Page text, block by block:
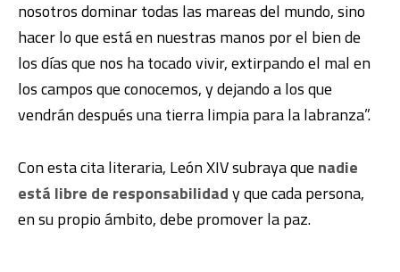
nosotros dominar todas las mareas del mundo, sino
hacer lo que está en nuestras manos por el bien de
los días que nos ha tocado vivir, extirpando el mal en
los campos que conocemos, y dejando a los que
vendrán después una tierra limpia para la labranza”.
Con esta cita literaria, León XIV subraya que nadie
está libre de responsabilidady que cada persona,
en su propio ámbito, debe promover la paz.